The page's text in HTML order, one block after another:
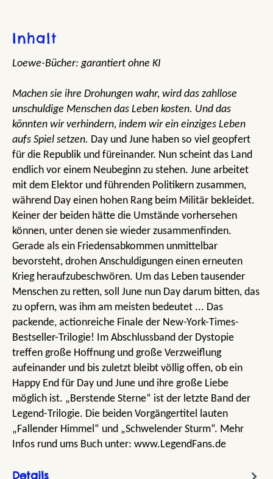
Inhalt
Loewe-Bücher: garantiert ohne KI
Machen sie ihre Drohungen wahr, wird das zahllose
unschuldige Menschen das Leben kosten. Und das
könnten wir verhindern, indem wir ein einziges Leben
aufs Spiel setzen. Day und June haben so viel geopfert
für die Republik und füreinander. Nun scheint das Land
endlich vor einem Neubeginn zu stehen. June arbeitet
mit dem Elektor und führenden Politikern zusammen,
während Day einen hohen Rang beim Militär bekleidet.
Keiner der beiden hätte die Umstände vorhersehen
können, unter denen sie wieder zusammenfinden.
Gerade als ein Friedensabkommen unmittelbar
bevorsteht, drohen Anschuldigungen einen erneuten
Krieg heraufzubeschwören. Um das Leben tausender
Menschen zu retten, soll June nun Day darum bitten, das
zu opfern, was ihm am meisten bedeutet ... Das
packende, actionreiche Finale der New-York-Times-
Bestseller-Trilogie! Im Abschlussband der Dystopie
treffen große Hoffnung und große Verzweiflung
aufeinander und bis zuletzt bleibt völlig offen, ob ein
Happy End für Day und June und ihre große Liebe
möglich ist. „Berstende Sterne“ ist der letzte Band der
Legend-Trilogie. Die beiden Vorgängertitel lauten
„Fallender Himmel“ und „Schwelender Sturm“. Mehr
Infos rund ums Buch unter: www.LegendFans.de
Details